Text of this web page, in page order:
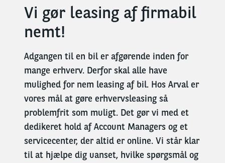
Vi gør leasing af firmabil
nemt!
Adgangen til en bil er afgørende inden for
mange erhverv. Derfor skal alle have
mulighed for nem leasing af bil. Hos Arval er
vores mål at gøre erhvervsleasing så
problemfrit som muligt. Det gør vi med et
dedikeret hold af Account Managers og et
servicecenter, der altid er online. Vi står klar
til at hjælpe dig uanset, hvilke spørgsmål og